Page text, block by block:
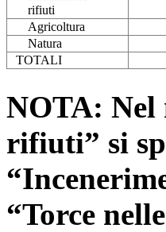
rifiuti
Agricoltura
Natura
TOTALI
NOTA: Nel
rifiuti” si
“Torce